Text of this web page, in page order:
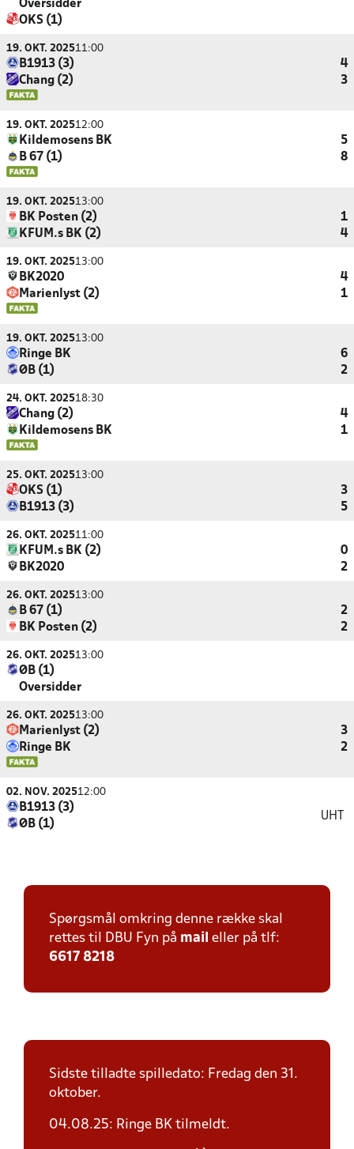
Oversidder
OKS (1)
19. OKT. 202511:00
B1913 (3)
4
Chang (2)
3
19. OKT. 202512:00
Kildemosens BK
5
B 67 (1)
8
19. OKT. 202513:00
BK Posten (2)
1
KFUM.s BK (2)
4
19. OKT. 202513:00
BK2020
4
Marienlyst (2)
1
19. OKT. 202513:00
Ringe BK
6
ØB (1)
2
24. OKT. 202518:30
Chang (2)
4
Kildemosens BK
1
25. OKT. 202513:00
OKS (1)
3
B1913 (3)
5
26. OKT. 202511:00
KFUM.s BK (2)
0
BK2020
2
26. OKT. 202513:00
B 67 (1)
2
BK Posten (2)
2
26. OKT. 202513:00
ØB (1)
Oversidder
26. OKT. 202513:00
Marienlyst (2)
3
Ringe BK
2
02. NOV. 202512:00
B1913 (3)
ØB (1)
UHT
Spørgsmål omkring denne række skal
rettes til DBU Fyn på mail eller på tlf:
6617 8218
Sidste tilladte spilledato: Fredag den 31.
oktober.
04.08.25: Ringe BK tilmeldt.